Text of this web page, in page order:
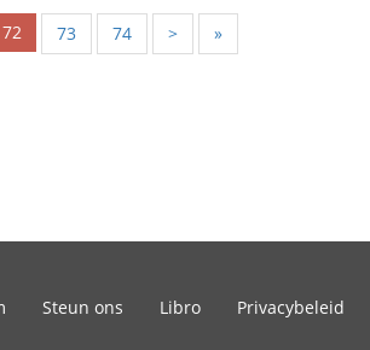
72 73 74 > »
Steun ons Libro Privacybeleid